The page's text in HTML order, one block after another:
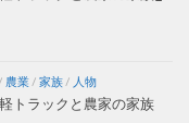
農業/ 家族/ 人物
トラックと農家の家族